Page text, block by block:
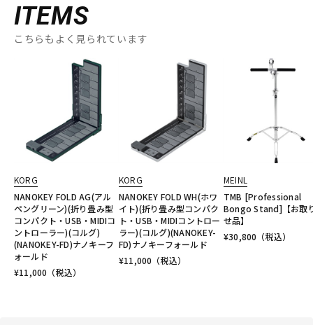
ITEMS
こちらもよく見られています
KORG
NANOKEY FOLD AG(アル
ペングリーン)(折り畳み型
コンパクト・USB・MIDIコ
ントローラー)(コルグ)
(NANOKEY-FD)ナノキーフ
ォールド
¥11,000 （税込）
KORG
NANOKEY FOLD WH(ホワ
イト)(折り畳み型コンパク
ト・USB・MIDIコントロー
ラー)(コルグ)(NANOKEY-
FD)ナノキーフォールド
¥11,000 （税込）
MEINL
TMB [Professional
Bongo Stand]【お取
せ品】
¥30,800 （税込）